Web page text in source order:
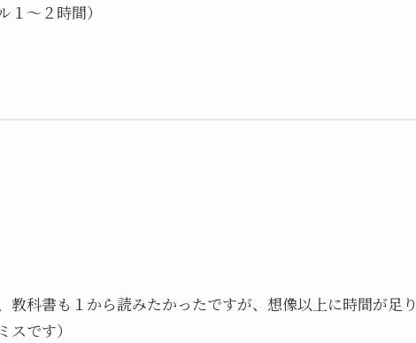
～２時間）
科書も１から読みたかったですが、想像以上に時間が足り
です）